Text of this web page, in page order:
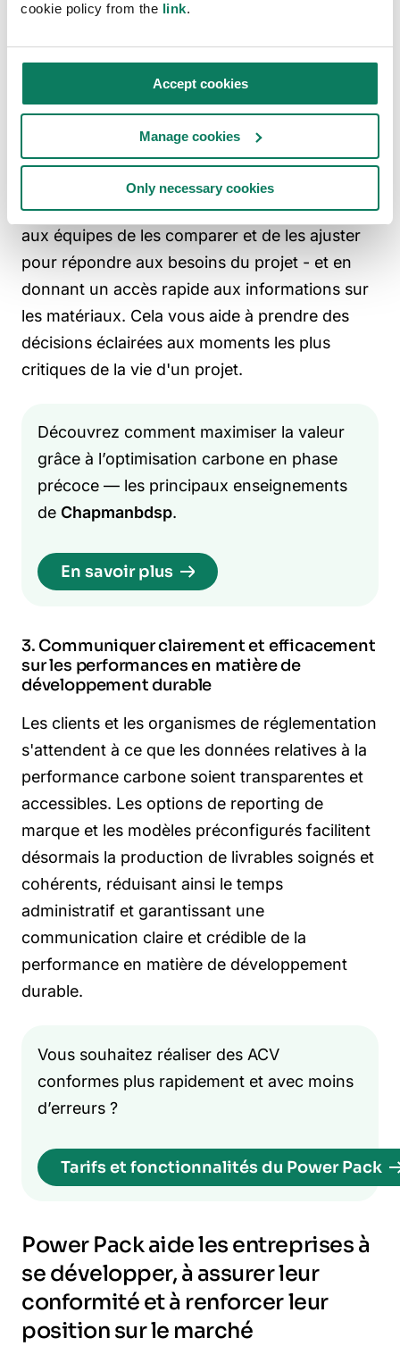
cookie policy from the link.
Accept cookies
Manage cookies
Only necessary cookies
premières phases grâce à l'IA générative
(optioneering)
Les décisions les plus importantes sont prises
avant le début de la conception. L'IA générative
optionnelle aide à combler ce fossé en créant
une gamme d'options pour les phases de
masse et d'étude de faisabilité, en permettant
aux équipes de les comparer et de les ajuster
pour répondre aux besoins du projet - et en
donnant un accès rapide aux informations sur
les matériaux. Cela vous aide à prendre des
décisions éclairées aux moments les plus
critiques de la vie d'un projet.
Découvrez comment maximiser la valeur
grâce à l’optimisation carbone en phase
précoce — les principaux enseignements
de Chapmanbdsp.
En savoir plus
3. Communiquer clairement et efficacement
sur les performances en matière de
développement durable
Les clients et les organismes de réglementation
s'attendent à ce que les données relatives à la
performance carbone soient transparentes et
accessibles. Les options de reporting de
marque et les modèles préconfigurés facilitent
désormais la production de livrables soignés et
cohérents, réduisant ainsi le temps
administratif et garantissant une
communication claire et crédible de la
performance en matière de développement
durable.
Vous souhaitez réaliser des ACV
conformes plus rapidement et avec moins
d’erreurs ?
Tarifs et fonctionnalités du Power Pack
Power Pack aide les entreprises à
se développer, à assurer leur
conformité et à renforcer leur
position sur le marché